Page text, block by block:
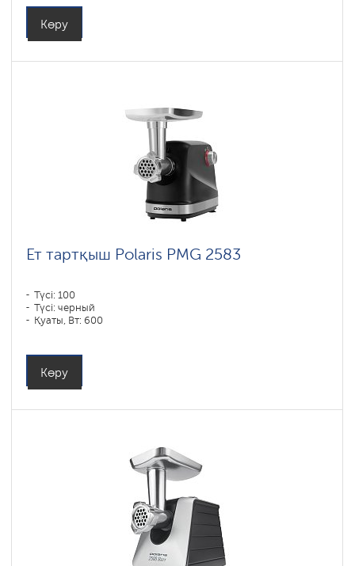
Көру
Ет тартқыш Polaris PMG 2583
Түсі: 100
Түсі: черный
Қуаты, Вт: 600
Көру